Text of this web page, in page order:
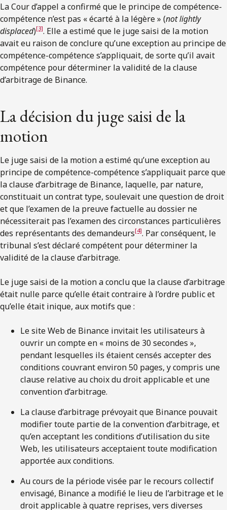
La Cour d’appel a confirmé que le principe de compétence-
compétence n’est pas « écarté à la légère » (not lightly
displaced)[3]. Elle a estimé que le juge saisi de la motion
avait eu raison de conclure qu’une exception au principe de
compétence-compétence s’appliquait, de sorte qu’il avait
compétence pour déterminer la validité de la clause
d’arbitrage de Binance.
La décision du juge saisi de la
motion
Le juge saisi de la motion a estimé qu’une exception au
principe de compétence-compétence s’appliquait parce que
la clause d’arbitrage de Binance, laquelle, par nature,
constituait un contrat type, soulevait une question de droit
et que l’examen de la preuve factuelle au dossier ne
nécessiterait pas l’examen des circonstances particulières
des représentants des demandeurs[4]. Par conséquent, le
tribunal s’est déclaré compétent pour déterminer la
validité de la clause d’arbitrage.
Le juge saisi de la motion a conclu que la clause d’arbitrage
était nulle parce qu’elle était contraire à l’ordre public et
qu’elle était inique, aux motifs que :
Le site Web de Binance invitait les utilisateurs à
ouvrir un compte en « moins de 30 secondes »,
pendant lesquelles ils étaient censés accepter des
conditions couvrant environ 50 pages, y compris une
clause relative au choix du droit applicable et une
convention d’arbitrage.
La clause d’arbitrage prévoyait que Binance pouvait
modifier toute partie de la convention d’arbitrage, et
qu’en acceptant les conditions d’utilisation du site
Web, les utilisateurs acceptaient toute modification
apportée aux conditions.
Au cours de la période visée par le recours collectif
envisagé, Binance a modifié le lieu de l’arbitrage et le
droit applicable à quatre reprises, vers diverses